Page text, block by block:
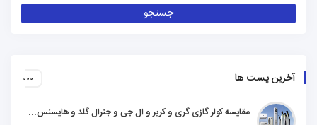
آخرین پست ها
مقایسه کولر گازی گری و کریر و ال جی و جنرال گلد و هایسنس و مدیا و اجنرال